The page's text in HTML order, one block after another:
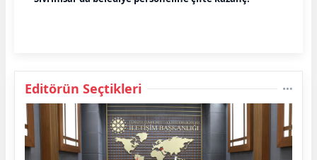
Editörün Seçtikleri